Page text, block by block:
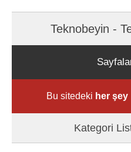
Teknobeyin -
Bu sitedeki her şey
Kategori